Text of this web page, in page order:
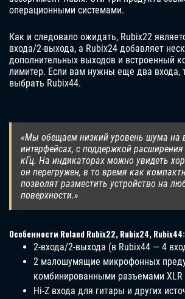
операционными системами.
Как и следовало ожидать, Rubix22
входа/2-выхода, а Rubix24 добавляет
дополнительных выходов и встроенный
лимитер. Если вам нужны еще два входа,
выбрать Rubix44.
«Мы обещаем низкий уровень шума на
интерфейсах, с поддержкой
кГц. На индикаторах можно увидеть
он перегружен, в то время как
позволят разместить устройство на
поверхности.»
Особенности Roland Rubix22, Rubix24, Rubix44:
2-входа/2-выхода (в Rubix44 — 4
2 малошумящие микрофонных
комбинированными разъемами XLR
Hi-Z входа для гитары и других